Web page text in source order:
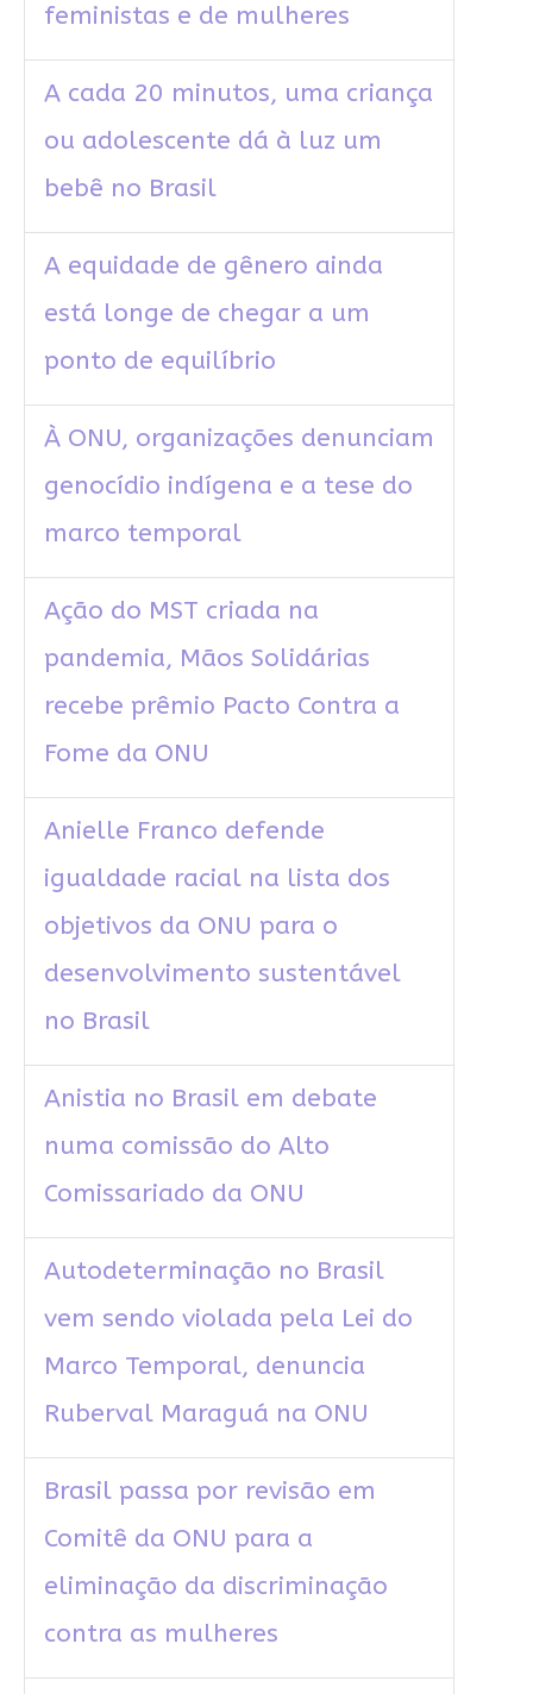
feministas e de mulheres
A cada 20 minutos, uma criança
ou adolescente dá à luz um
bebê no Brasil
A equidade de gênero ainda
está longe de chegar a um
ponto de equilíbrio
À ONU, organizações denunciam
genocídio indígena e a tese do
marco temporal
Ação do MST criada na
pandemia, Mãos Solidárias
recebe prêmio Pacto Contra a
Fome da ONU
Anielle Franco defende
igualdade racial na lista dos
objetivos da ONU para o
desenvolvimento sustentável
no Brasil
Anistia no Brasil em debate
numa comissão do Alto
Comissariado da ONU
Autodeterminação no Brasil
vem sendo violada pela Lei do
Marco Temporal, denuncia
Ruberval Maraguá na ONU
Brasil passa por revisão em
Comitê da ONU para a
eliminação da discriminação
contra as mulheres